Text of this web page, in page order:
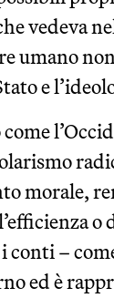
vedeva
umano
e
morale,
o
conti –
ed è